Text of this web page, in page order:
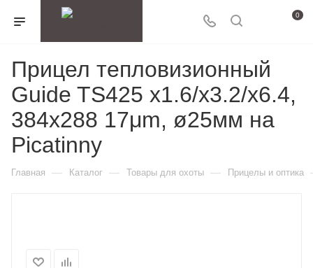
0
Прицел тепловизионный
Guide TS425 x1.6/x3.2/x6.4,
384x288 17μm, ø25мм на
Picatinny
Главная — Каталог — Товары для охоты — Прицелы и оптика